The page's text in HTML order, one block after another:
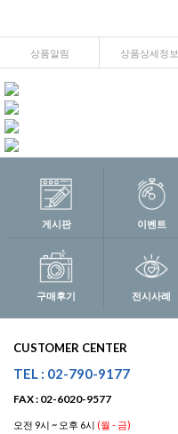
상품알림 상품상세정보
게시판 이벤트
구매후기 전시사례
CUSTOMER CENTER
TEL : 02-790-9177
FAX : 02-6020-9577
오전 9시 ~ 오후 6시 (월 - 금)